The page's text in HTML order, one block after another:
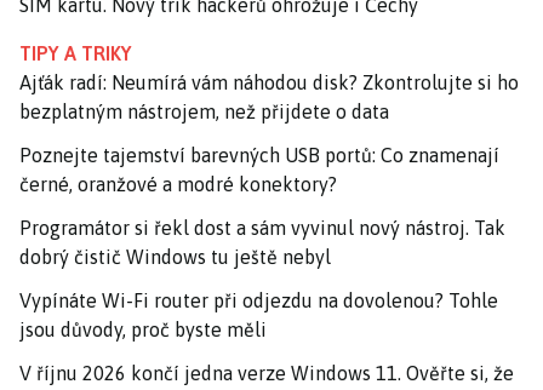
SIM kartu. Nový trik hackerů ohrožuje i Čechy
TIPY A TRIKY
Ajťák radí: Neumírá vám náhodou disk? Zkontrolujte si ho
bezplatným nástrojem, než přijdete o data
Poznejte tajemství barevných USB portů: Co znamenají
černé, oranžové a modré konektory?
Programátor si řekl dost a sám vyvinul nový nástroj. Tak
dobrý čistič Windows tu ještě nebyl
Vypínáte Wi-Fi router při odjezdu na dovolenou? Tohle
jsou důvody, proč byste měli
V říjnu 2026 končí jedna verze Windows 11. Ověřte si, že